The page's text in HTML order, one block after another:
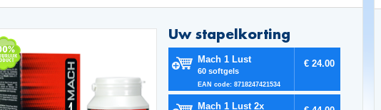
Uw stapelkorting
Mach 1 Lust
60 softgels
EAN code: 8718247421534
€ 24.00
Mach 1 Lust 2x